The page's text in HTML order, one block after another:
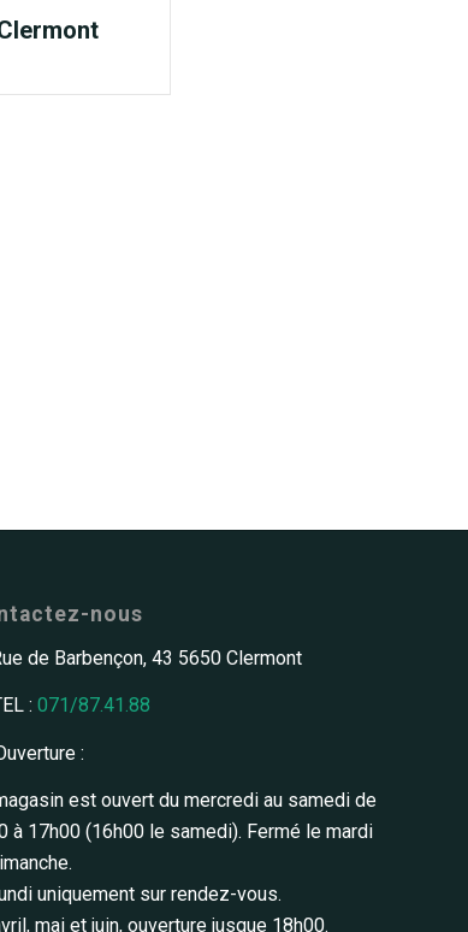
nous
de Barbençon, 43 5650 Clermont
: 071/87.41.88
:
est ouvert du mercredi au samedi de
à 17h00 (16h00 le samedi). Fermé le mardi
uniquement sur rendez-vous.
mai et juin, ouverture jusque 18h00.